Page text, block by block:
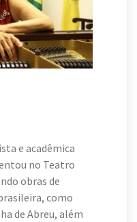
e acadêmica
no Teatro
obras de
como
de Abreu, além